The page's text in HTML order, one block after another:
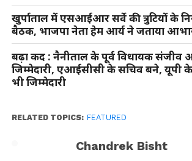
खुर्पाताल में एसआईआर सर्वे की त्रुटियों के
बैठक, भाजपा नेता हेम आर्य ने जताया
बढ़ा कद : नैनीताल के पूर्व विधायक संजीव
जिम्मेदारी, एआईसीसी के सचिव बने, यूपी के
भी जिम्मेदारी
RELATED TOPICS: FEATURED
Chandrek Bisht